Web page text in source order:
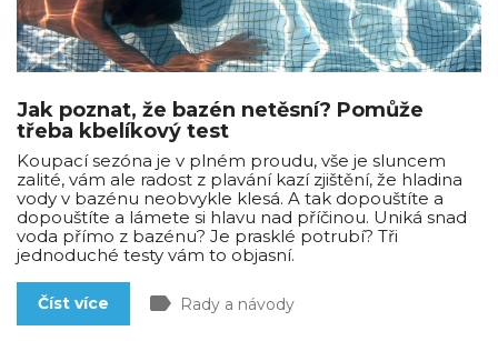
Jak poznat, že bazén netěsní? Pomůže
třeba kbelíkový test
Koupací sezóna je v plném proudu, vše je sluncem
zalité, vám ale radost z plavání kazí zjištění, že hladina
vody v bazénu neobvykle klesá. A tak dopouštíte a
dopouštíte a lámete si hlavu nad příčinou. Uniká snad
voda přímo z bazénu? Je prasklé potrubí? Tři
jednoduché testy vám to objasní.
Číst více label Rady a návody